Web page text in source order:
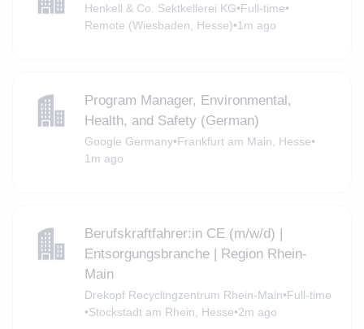
Henkell & Co. Sektkellerei KG•Full-time•
Remote (Wiesbaden, Hesse)•1m ago
Program Manager, Environmental,
Health, and Safety (German)
Google Germany•Frankfurt am Main, Hesse•
1m ago
Berufskraftfahrer:in CE (m/w/d) |
Entsorgungsbranche | Region Rhein-
Main
Drekopf Recyclingzentrum Rhein-Main•Full-time
•Stockstadt am Rhein, Hesse•2m ago